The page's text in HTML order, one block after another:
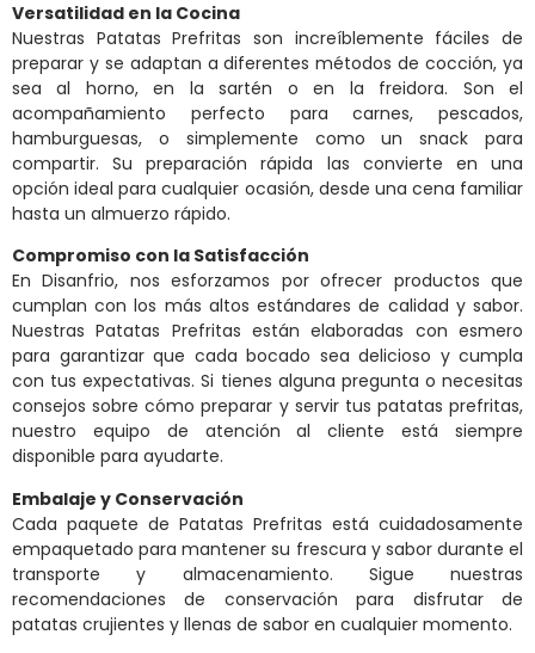
Versatilidad en la Cocina
Nuestras Patatas Prefritas son increíblemente fáciles de
preparar y se adaptan a diferentes métodos de cocción, ya
sea al horno, en la sartén o en la freidora. Son el
acompañamiento perfecto para carnes, pescados,
hamburguesas, o simplemente como un snack para
compartir. Su preparación rápida las convierte en una
opción ideal para cualquier ocasión, desde una cena familiar
hasta un almuerzo rápido.
Compromiso con la Satisfacción
En Disanfrio, nos esforzamos por ofrecer productos que
cumplan con los más altos estándares de calidad y sabor.
Nuestras Patatas Prefritas están elaboradas con esmero
para garantizar que cada bocado sea delicioso y cumpla
con tus expectativas. Si tienes alguna pregunta o necesitas
consejos sobre cómo preparar y servir tus patatas prefritas,
nuestro equipo de atención al cliente está siempre
disponible para ayudarte.
Embalaje y Conservación
Cada paquete de Patatas Prefritas está cuidadosamente
empaquetado para mantener su frescura y sabor durante el
transporte y almacenamiento. Sigue nuestras
recomendaciones de conservación para disfrutar de
patatas crujientes y llenas de sabor en cualquier momento.